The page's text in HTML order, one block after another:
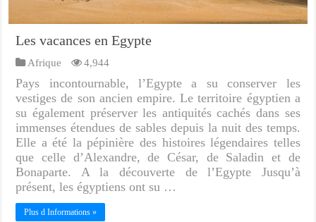
Les vacances en Egypte
Afrique 4,944
Pays incontournable, l’Egypte a su conserver les
vestiges de son ancien empire. Le territoire égyptien a
su également préserver les antiquités cachés dans ses
immenses étendues de sables depuis la nuit des temps.
Elle a été la pépinière des histoires légendaires telles
que celle d’Alexandre, de César, de Saladin et de
Bonaparte. A la découverte de l’Egypte Jusqu’à
présent, les égyptiens ont su …
Plus d Informations »